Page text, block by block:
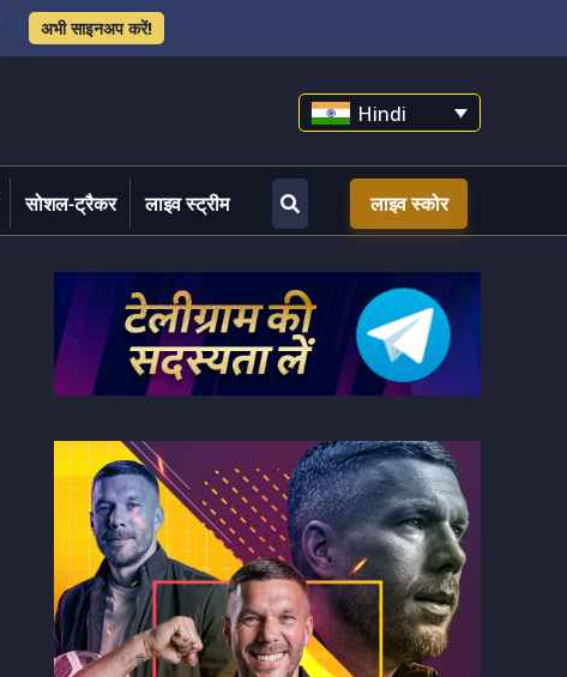
अभी साइनअप करें!
Hindi
सोशल-ट्रैकर लाइव स्ट्रीम लाइव स्कोर